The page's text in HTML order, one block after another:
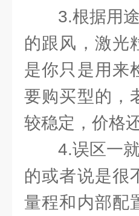
3.根据用
的跟风，激光
是你只是用来
要购买型的，
较稳定，价格
4.误区一
的或者说是很
量程和内部配